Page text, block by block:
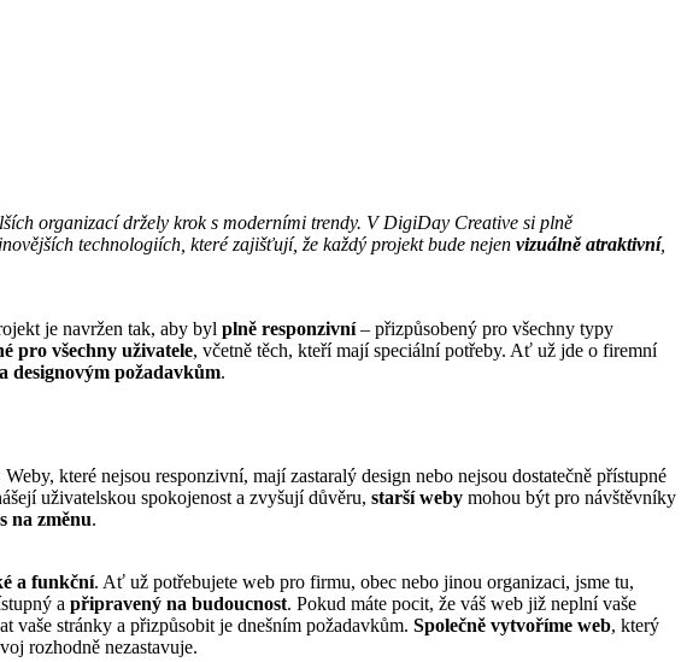
organizací držely krok s moderními trendy. V DigiDay Creative si plně
technologiích, které zajišťují, že každý projekt bude nejen vizuálně atraktivní,
je navržen tak, aby byl plně responzivní– přizpůsobený pro všechny typy
pro všechny uživatele, včetně těch, kteří mají speciální potřeby. Ať už jde o firemní
designovým požadavkům.
Weby, které nejsou responzivní, mají zastaralý design nebo nejsou dostatečně přístupné
uživatelskou spokojenost a zvyšují důvěru, starší weby mohou být pro návštěvníky
na změnu.
a funkční. Ať už potřebujete web pro firmu, obec nebo jinou organizaci, jsme tu,
a připravený na budoucnost. Pokud máte pocit, že váš web již neplní vaše
vaše stránky a přizpůsobit je dnešním požadavkům. Společně vytvoříme web, který
rozhodně nezastavuje.